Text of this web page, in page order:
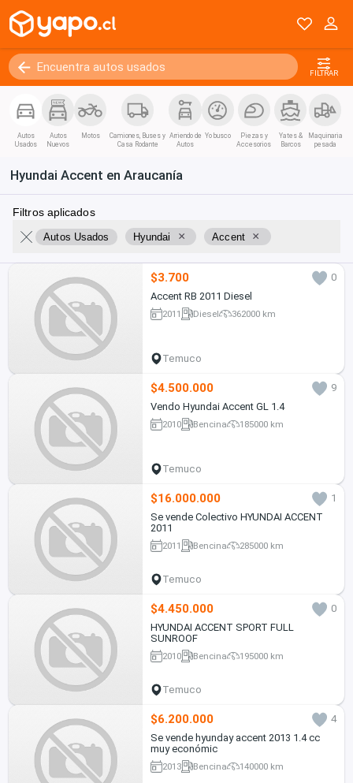
FILTRAR
Autos
Usados
Autos
Nuevos
Motos
Camiones, Buses y
Casa Rodante
Arriendo de
Autos
Yo busco
Piezas y
Accesorios
Yates &
Barcos
Maquinaria
pesada
Hyundai Accent en Araucanía
Filtros aplicados
Autos Usados Hyundai × Accent ×
$3.700
0
Accent RB 2011 Diesel
2011 Diesel 362000 km
Temuco
$4.500.000
9
Vendo Hyundai Accent GL 1.4
2010 Bencina 185000 km
Temuco
$16.000.000
1
Se vende Colectivo HYUNDAI ACCENT
2011
2011 Bencina 285000 km
Temuco
$4.450.000
0
HYUNDAI ACCENT SPORT FULL
SUNROOF
2010 Bencina 195000 km
Temuco
$6.200.000
4
Se vende hyunday accent 2013 1.4 cc
muy económic
2013 Bencina 140000 km